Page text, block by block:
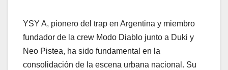
YSY A, pionero del trap en Argentina y miembro
fundador de la crew Modo Diablo junto a Duki y
Neo Pistea, ha sido fundamental en la
consolidación de la escena urbana nacional. Su